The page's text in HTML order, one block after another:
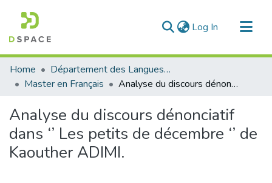
Log In (current)
Communities & Collections
All of DSpace
Home
Département des Langues étrangères
Master en Français
Analyse du discours dénonciatif dans ‘’ Les petits de décembre ‘’ de Kaouther ADIMI.
Analyse du discours dénonciatif
dans ‘’ Les petits de décembre ‘’ de
Kaouther ADIMI.